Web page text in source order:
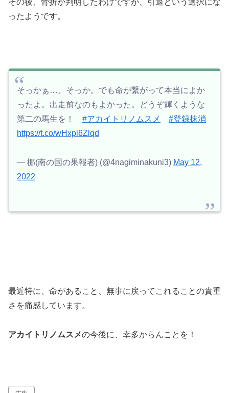
ったようです。
そっかぁ…。そっか。でも命が繋がって本当によか
ったよ。出走前なのもよかった。どうぞ輝くような
第二の馬生を！ #アカイトリノムスメ
#登録抹消
https://t.co/wHxpl6Zlqd
— 梛(南の国の果報者) (@4nagiminakuni3) May 12,
2022
最近特に、命があること、無事に戻ってこれることの貴重
さを痛感しています。
アカイトリノムスメの今後に、幸多からんことを！